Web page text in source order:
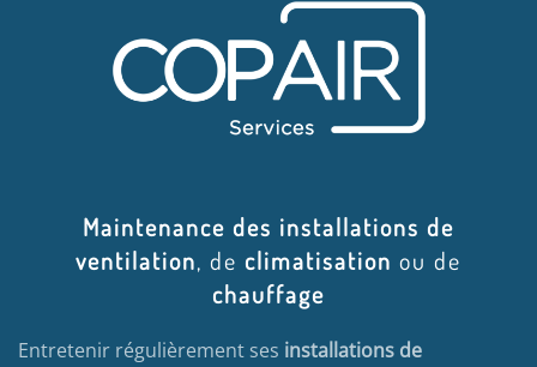
Maintenance des installations de
ventilation, de climatisation ou de
chauffage
Entretenir régulièrement ses installations de